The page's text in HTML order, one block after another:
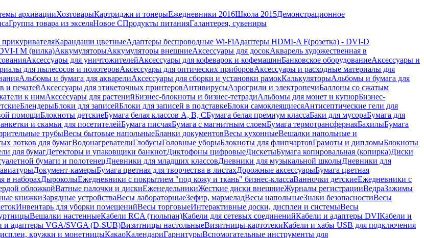
архивацииХозтоварыКартриджи и тонерыЕжедневники 2016Школа 2015Демонстрационное
Группа товара из экселяНовое СПродукты питанияГалантерея, сувениры
Карандаши цветныеАдаптеры беспроводные Wi-FiАдаптеры HDMI-A F(розетка) - DVI-D
I M (вилка)АккумуляторыАккумуляторы внешниеАксессуары для досокАкварель художественная в
Аксессуары для уничтожителейАксессуары для кофеварок и кофемашинБанковское оборудованиеАксессуары и
для пылесосов и полотеровАксессуары для оптических приборовАксессуары и расходные материалы для
Альбомы и бумага для акварелиАксессуары для сборки и установки рамокКалькуляторыАльбомы и бумага для
и печатейАксессуары для этикеточных принтеровАнтивирусыАэрогрили и электропечиБаллоны со сжатым
к нимАкссесуары для растенийБизнес-блокноты и бизнес-тетрадиАльбомы для монет и купюрБизнес-
БлендерыБлоки для записейБлоки для записей в подставкеБлоки самоклеящиесяАнтисептические гели для
помощиБлокноты детскиеБумага белая классов А, В, СБумага белая премиум классаБаки для мусораБумага для
и скамьи для посетителейБумага писчаяБумага с магнитным слоемБумага термотрансфернаяБахилыБумага
трубыВесы бытовые напольныеБланки документовВесы кухонныеВешалки напольные и
лотков для бумагВодонагревателиГлобусыГоловные уборыБлокноты для флипчартовГрамоты и дипломыБлокноты
для бумагДетекторы и упаковщики банкнотДиктофоны цифровыеДискетыБумага копировальная (копирка)Диски
бумаги и полотенецДневники для младших классовДневники для музыкальной школыДневники для
Документ-камерыБумага цветная для творчества в листахДорожные аксессуарыБумага цветная
в наборахДыроколыЕжедневники с покрытием "под кожу и ткань" бизнес-классаВанночки детскиеЕжедневники с
обложкойВатные палочки и дискиЕженедельникиЖесткие диски внешниеЖурналы регистрацииВедраЗажимы
книжкиЗарядные устройстваВесы лабораторныеЗефир, мармеладВесы напольныеЗнаки безопасностиВесы
Инвентарь для уборки помещенийВесы торговыеИнтерактивные доски, дисплеи и системыВесы
Вешалки настенныеКабели RCA (тюльпан)Кабели для сетевых соединенийКабели и адаптеры DVIКабели и
и адаптеры VGA/SVGA (D-SUB)Визитницы настольныеВизитницы-картотекиКабели и хабы USB для подключения
кружки и монетницыКакаоКалендариГарнитурыВспомогательные инструменты для